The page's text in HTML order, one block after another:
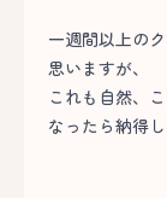
一週間以上の
思いますが、
これも自然、
なったら納得